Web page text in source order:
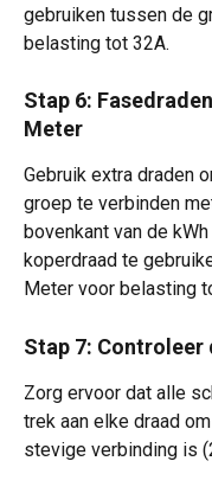
gebruiken tussen de
belasting tot 32A.
Stap 6:
Meter
Gebruik extra draden
groep te verbinden
bovenkant van de
koperdraad te
Meter voor belasting
Stap 7: Controleer
Zorg ervoor dat alle
trek aan elke draad
stevige verbinding is